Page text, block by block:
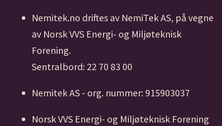
Nemitek.no driftes av NemiTek AS, på vegne
av Norsk VVS Energi- og Miljøteknisk
Forening.
Sentralbord: 22 70 83 00
Nemitek AS - org. nummer: 915903037
Norsk VVS Energi- og Miljøteknisk Forening